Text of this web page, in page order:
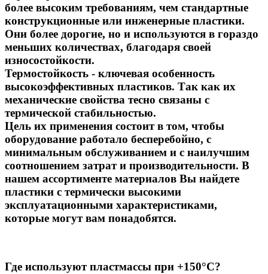
более высоким требованиям, чем стандартные
конструкционные или инженерные пластики.
Они более дорогие, но и используются в гораздо
меньших количествах, благодаря своей
износостойкости.
Термостойкость - ключевая особенность
высокоэффективных пластиков. Так как их
механические свойства тесно связаны с
термической стабильностью.
Цель их применения состоит в том, чтобы
оборудование работало бесперебойно, с
минимальным обслуживанием и с наилучшим
соотношением затрат и производительности. В
нашем ассортименте материалов Вы найдете
пластики с термически высокими
эксплуатационными характеристиками,
которые могут вам понадобятся.
Где используют пластмассы при +150°С?